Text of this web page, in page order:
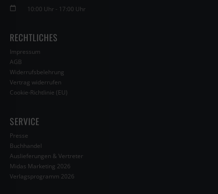
10:00 Uhr - 17:00 Uhr
RECHTLICHES
Impressum
AGB
Widerrufsbelehrung
Vertrag widerrufen
Cookie-Richtlinie (EU)
SERVICE
Presse
Buchhandel
Auslieferungen & Vertreter
Midas Marketing 2026
Verlagsprogramm 2026